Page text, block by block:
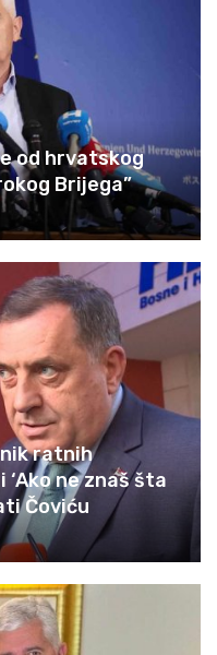
od hrvatskog
Brijega”
ratnih
ne znaš šta
Čoviću